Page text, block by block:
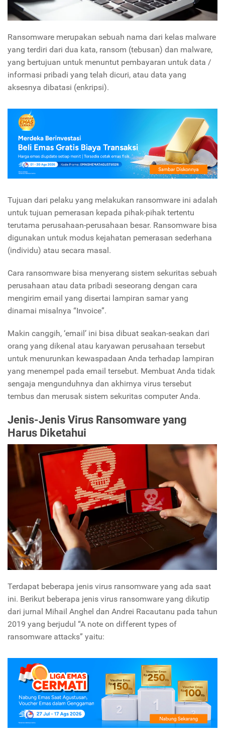
Ransomware merupakan sebuah nama dari kelas malware
yang terdiri dari dua kata, ransom (tebusan) dan malware,
yang bertujuan untuk menuntut pembayaran untuk data /
informasi pribadi yang telah dicuri, atau data yang
aksesnya dibatasi (enkripsi).
Tujuan dari pelaku yang melakukan ransomware ini adalah
untuk tujuan pemerasan kepada pihak-pihak tertentu
terutama perusahaan-perusahaan besar. Ransomware bisa
digunakan untuk modus kejahatan pemerasan sederhana
(individu) atau secara masal.
Cara ransomware bisa menyerang sistem sekuritas sebuah
perusahaan atau data pribadi seseorang dengan cara
mengirim email yang disertai lampiran samar yang
dinamai misalnya “Invoice”.
Makin canggih, ‘email’ ini bisa dibuat seakan-seakan dari
orang yang dikenal atau karyawan perusahaan tersebut
untuk menurunkan kewaspadaan Anda terhadap lampiran
yang menempel pada email tersebut. Membuat Anda tidak
sengaja mengunduhnya dan akhirnya virus tersebut
tembus dan merusak sistem sekuritas computer Anda.
Jenis-Jenis Virus Ransomware yang
Harus Diketahui
Terdapat beberapa jenis virus ransomware yang ada saat
ini. Berikut beberapa jenis virus ransomware yang dikutip
dari jurnal Mihail Anghel dan Andrei Racautanu pada tahun
2019 yang berjudul “A note on different types of
ransomware attacks” yaitu: